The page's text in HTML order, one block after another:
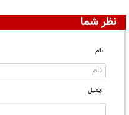
نظر شما
نام
ایمیل